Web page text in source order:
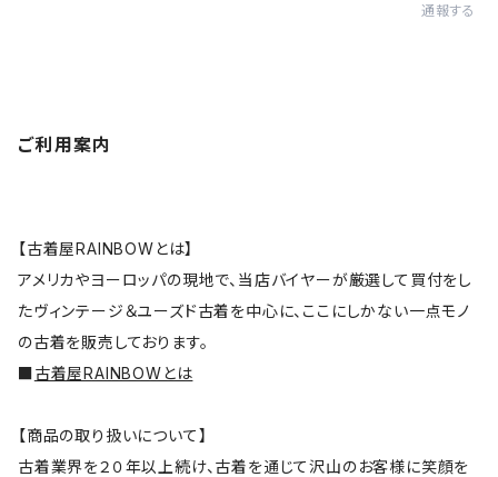
通報する
ご利用案内
【古着屋RAINBOWとは】
アメリカやヨーロッパの現地で、当店バイヤーが厳選して買付をし
たヴィンテージ＆ユーズド古着を中心に、ここにしかない一点モノ
の古着を販売しております。
■古着屋RAINBOWとは
【商品の取り扱いについて】
古着業界を２０年以上続け、古着を通じて沢山のお客様に笑顔を